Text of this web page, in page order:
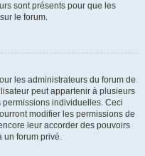
sont présents pour que les
le forum.
les administrateurs du forum de
peut appartenir à plusieurs
individuelles. Ceci
modifier les permissions de
leur accorder des pouvoirs
un forum privé.